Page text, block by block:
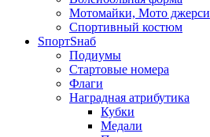
Мотомайки, Мото джерси
Спортивный костюм
SпортSнаб
Подиумы
Стартовые номера
Флаги
Наградная атрибутика
Кубки
Медали